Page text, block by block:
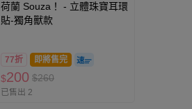
荷蘭 Souza！ - 立體珠寶耳環
貼-獨角獸款
77折 即將售完
$200 $260
已售出 2